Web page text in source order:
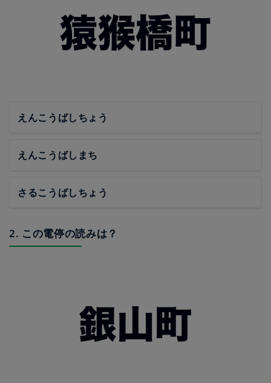
えんこうばしちょう
えんこうばしまち
さるこうばしちょう
2. この電停の読みは？